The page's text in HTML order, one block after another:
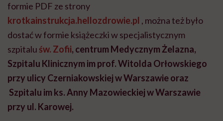
formie PDF ze strony
krotkainstrukcja.hellozdrowie.pl , można też było
dostać w formie książeczki w specjalistycznym
szpitalu św. Zofii, centrum Medycznym Żelazna,
Szpitalu Klinicznym im prof. Witolda Orłowskiego
przy ulicy Czerniakowskiej w Warszawie oraz
Szpitalu im ks. Anny Mazowieckiej w Warszawie
przy ul. Karowej.